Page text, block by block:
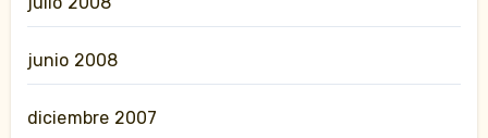
junio 2008
diciembre 2007